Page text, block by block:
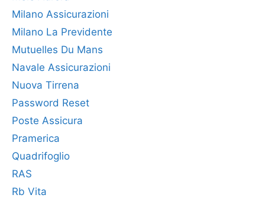
Milano Assicurazioni
Milano La Previdente
Mutuelles Du Mans
Navale Assicurazioni
Nuova Tirrena
Password Reset
Poste Assicura
Pramerica
Quadrifoglio
RAS
Rb Vita